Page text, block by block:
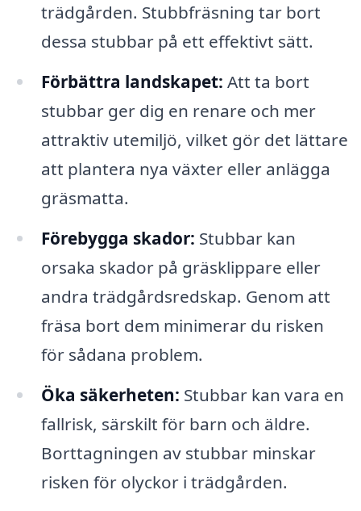
trädgården. Stubbfräsning tar bort
dessa stubbar på ett effektivt sätt.
Förbättra landskapet: Att ta bort
stubbar ger dig en renare och mer
attraktiv utemiljö, vilket gör det lättare
att plantera nya växter eller anlägga
gräsmatta.
Förebygga skador: Stubbar kan
orsaka skador på gräsklippare eller
andra trädgårdsredskap. Genom att
fräsa bort dem minimerar du risken
för sådana problem.
Öka säkerheten: Stubbar kan vara en
fallrisk, särskilt för barn och äldre.
Borttagningen av stubbar minskar
risken för olyckor i trädgården.